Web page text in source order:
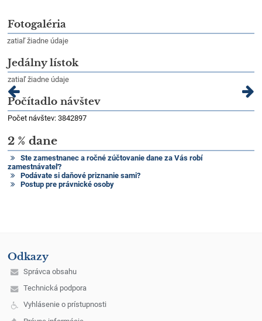
Fotogaléria
zatiaľ žiadne údaje
Jedálny lístok
zatiaľ žiadne údaje
Počítadlo návštev
Počet návštev: 3842897
2 % dane
Ste zamestnanec a ročné zúčtovanie dane za Vás robí
zamestnávateľ?
Podávate si daňové priznanie sami?
Postup pre právnické osoby
Odkazy
Správca obsahu
Technická podpora
Vyhlásenie o prístupnosti